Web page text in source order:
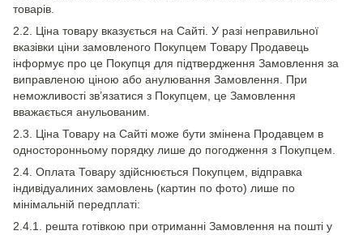
товарів.
2.2. Ціна товару вказується на Сайті. У разі неправильної
вказівки ціни замовленого Покупцем Товару Продавець
інформує про це Покупця для підтвердження Замовлення за
виправленою ціною або анулювання Замовлення. При
неможливості зв’язатися з Покупцем, це Замовлення
вважається анульованим.
2.3. Ціна Товару на Сайті може бути змінена Продавцем в
односторонньому порядку лише до погодження з Покупцем.
2.4. Оплата Товару здійснюється Покупцем, відправка
індивідуалиних замовлень (картин по фото) лише по
мінімальній передплаті:
2.4.1. решта готівкою при отриманні Замовлення на пошті у